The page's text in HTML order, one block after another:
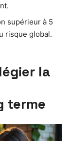
supérieur à 5
risque global.
la
terme